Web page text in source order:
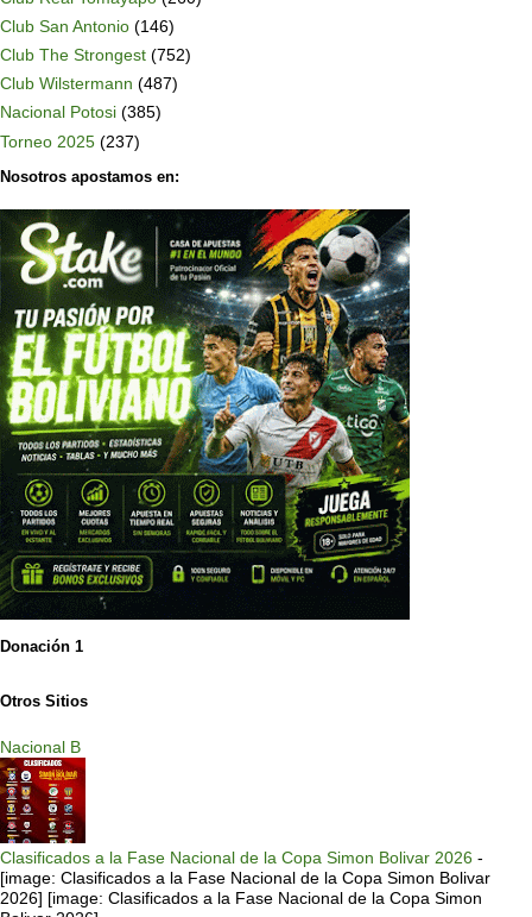
Club San Antonio (146)
Club The Strongest (752)
Club Wilstermann (487)
Nacional Potosi (385)
Torneo 2025 (237)
Nosotros apostamos en:
Donación 1
Otros Sitios
Nacional B
Clasificados a la Fase Nacional de la Copa Simon Bolivar 2026 -
[image: Clasificados a la Fase Nacional de la Copa Simon Bolivar
2026] [image: Clasificados a la Fase Nacional de la Copa Simon